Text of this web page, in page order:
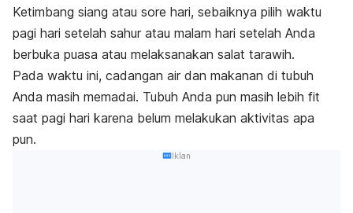
Ketimbang siang atau sore hari, sebaiknya pilih waktu
pagi hari setelah sahur atau malam hari setelah Anda
berbuka puasa atau melaksanakan salat tarawih.
Pada waktu ini, cadangan air dan makanan di tubuh
Anda masih memadai. Tubuh Anda pun masih lebih fit
saat pagi hari karena belum melakukan aktivitas apa
pun.
Iklan